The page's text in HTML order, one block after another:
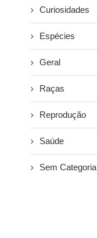
Curiosidades
Espécies
Geral
Raças
Reprodução
Saúde
Sem Categoria